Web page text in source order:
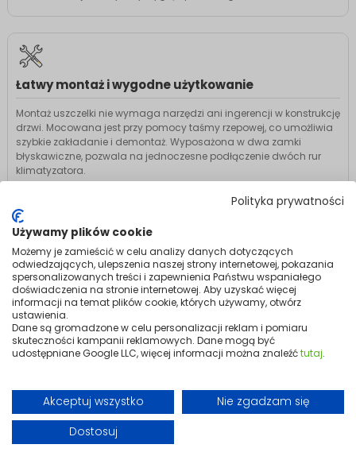
Polityka prywatności
Używamy plików cookie
Możemy je zamieścić w celu analizy danych dotyczących
odwiedzających, ulepszenia naszej strony internetowej, pokazania
spersonalizowanych treści i zapewnienia Państwu wspaniałego
doświadczenia na stronie internetowej. Aby uzyskać więcej
informacji na temat plików cookie, których używamy, otwórz
ustawienia.
Dane są gromadzone w celu personalizacji reklam i pomiaru
skuteczności kampanii reklamowych. Dane mogą być
udostępniane Google LLC, więcej informacji można znaleźćtutaj.
Akceptuj wszystko
Nie zgadzam się
Dostosuj
Łatwy montaż i wygodne użytkowanie
Montaż uszczelki nie wymaga narzędzi ani ingerencji w konstrukcję
drzwi. Mocowana jest przy pomocy taśmy rzepowej, co umożliwia
szybkie zakładanie i demontaż. Wyposażona w dwa zamki
błyskawiczne, pozwala na jednoczesne podłączenie dwóch rur
klimatyzatora.
Instalacja w kilka minut bez specjalistycznych narzędzi
Dwa zamki błyskawiczne do obsługi dwóch rur
Możliwość prania w pralce w 40°C
Opis produktu
To praktyczne rozwiązanie, które znacząco
zwiększa skuteczność klimatyzatora przenośnego.
Długość:
300 cm / 400 cm